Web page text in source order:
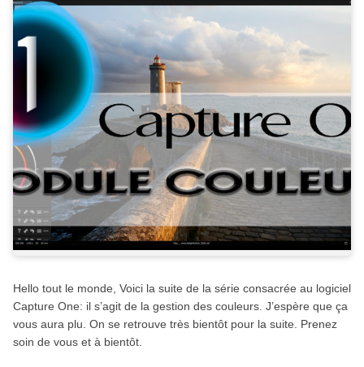
Hello tout le monde, Voici la suite de la série consacrée au logiciel
Capture One: il s’agit de la gestion des couleurs. J’espère que ça
vous aura plu. On se retrouve très bientôt pour la suite. Prenez
soin de vous et à bientôt.